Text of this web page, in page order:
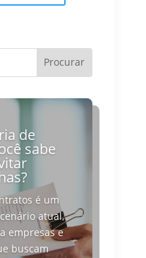
de
sabe
é um
atual,
empresas e
buscam